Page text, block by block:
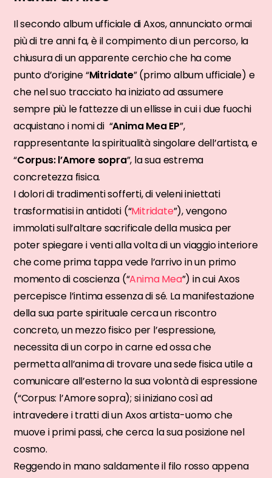
Il secondo album ufficiale di Axos, annunciato ormai
più di tre anni fa, è il compimento di un percorso, la
chiusura di un apparente cerchio che ha come
punto d’origine “Mitridate” (primo album ufficiale) e
che nel suo tracciato ha iniziato ad assumere
sempre più le fattezze di un ellisse in cui i due fuochi
acquistano i nomi di “Anima Mea EP”,
rappresentante la spiritualità singolare dell’artista, e
“Corpus: l’Amore sopra”, la sua estrema
concretezza fisica.
I dolori di tradimenti sofferti, di veleni iniettati
trasformatisi in antidoti (“Mitridate”), vengono
immolati sull’altare sacrificale della musica per
poter spiegare i venti alla volta di un viaggio interiore
che come prima tappa vede l’arrivo in un primo
momento di coscienza (“Anima Mea”) in cui Axos
percepisce l’intima essenza di sé. La manifestazione
della sua parte spirituale cerca un riscontro
concreto, un mezzo fisico per l’espressione,
necessita di un corpo in carne ed ossa che
permetta all’anima di trovare una sede fisica utile a
comunicare all’esterno la sua volontà di espressione
(“Corpus: l’Amore sopra); si iniziano così ad
intravedere i tratti di un Axos artista-uomo che
muove i primi passi, che cerca la sua posizione nel
cosmo.
Reggendo in mano saldamente il filo rosso appena